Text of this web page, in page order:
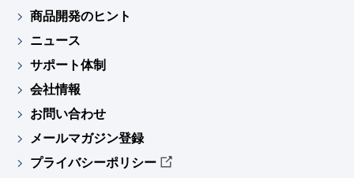
商品開発のヒント
ニュース
サポート体制
会社情報
お問い合わせ
メールマガジン登録
プライバシーポリシー